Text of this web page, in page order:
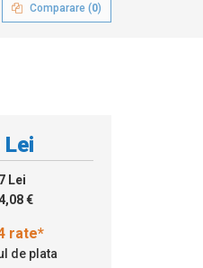
Comparare (0)
Lei
€
de plata